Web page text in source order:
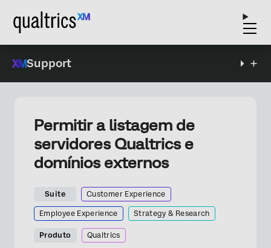
Support
Permitir a listagem de
servidores Qualtrics e
domínios externos
Suite Customer Experience
Employee Experience Strategy & Research
Produto Qualtrics